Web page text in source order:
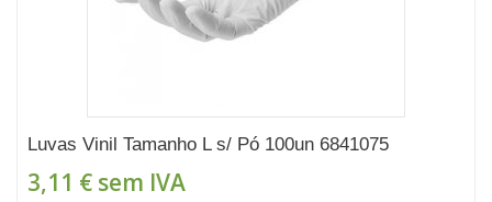
Luvas Vinil Tamanho L s/ Pó 100un 6841075
3,11 € sem IVA